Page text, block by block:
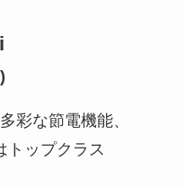
彩な節電機能、
トップクラス